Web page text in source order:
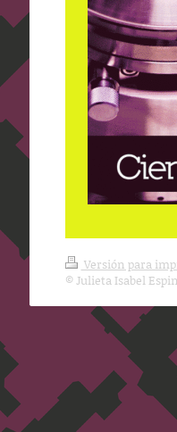
Versión para
© Julieta Isabel